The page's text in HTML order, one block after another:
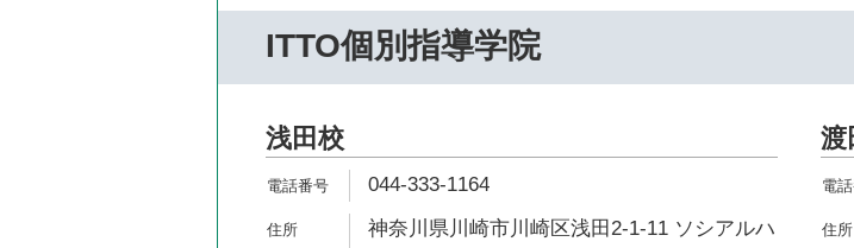
ITTO個別指導学院
浅田校
044-333-1164
神奈川県川崎市川崎区浅田2-1-11 ソシアルハ
渡